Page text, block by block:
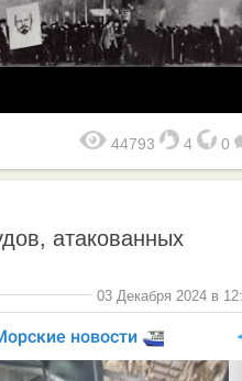
44793 4 0
атакованных
03 Декабря 2024 в